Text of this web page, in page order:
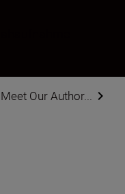
Meet Our Author...